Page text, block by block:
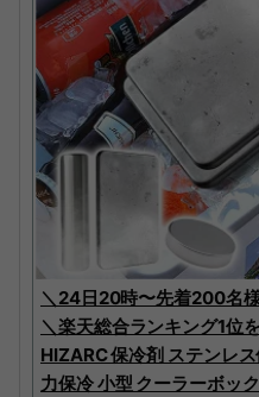
＼24日20時〜先着200名
＼楽天総合ランキング1位
HIZARC 保冷剤 ステンレ
力保冷 小型 クーラーボッ